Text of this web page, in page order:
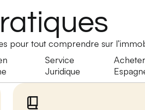
pour tout comprendre sur
Service
Juridique